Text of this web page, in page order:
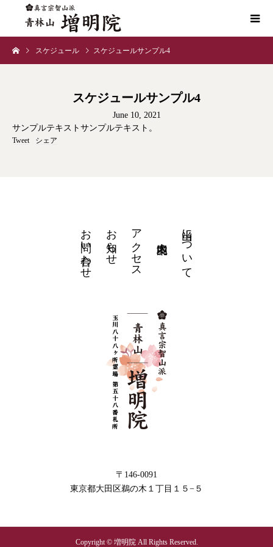
スケジュール スケジュールサンプル4
スケジュールサンプル4
June 10, 2021
サンプルテキストサンプルテキスト。
Tweet シェア
当山について
アクセス
お知らせ
お問い合わせ
〒146-0091
東京都大田区鵜の木１丁目１５−５
Copyright © 増明院 All Rights Reserved.